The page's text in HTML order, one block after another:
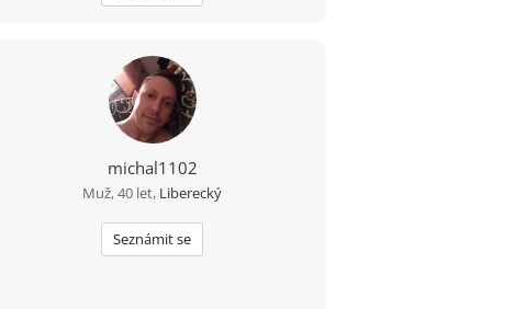
michal1102
Muž, 40 let, Liberecký
Seznámit se